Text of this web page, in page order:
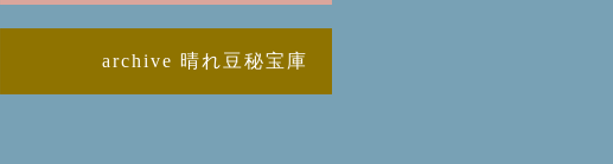
archive 晴れ豆秘宝庫